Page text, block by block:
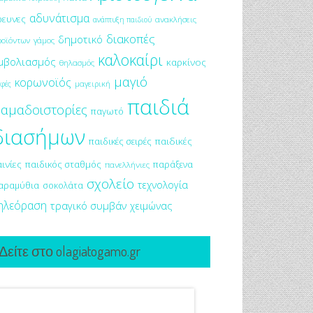
αδυνάτισμα ανάπτυξη παιδιού ανακλήσεις
γάμος δημοτικό διακοπές
θηλασμός καλοκαίρι καρκίνος
κορωνοϊός μαγειρική μαγιό
παγωτό παιδιά
παιδικές σειρές παιδικές
παιδικός σταθμός πανελλήνιες παράξενα
σοκολάτα σχολείο τεχνολογία
τραγικό συμβάν χειμώνας
στο olagiatogamo.gr